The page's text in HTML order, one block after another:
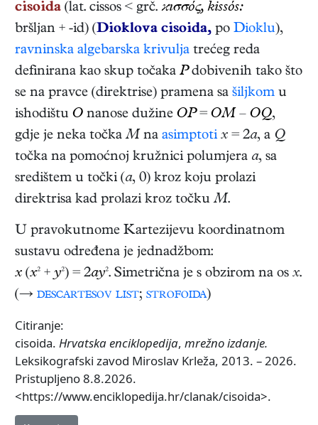
cisoida (lat. cissos < grč. ϰıσσός, kissós:
bršljan + -id) (Dioklova cisoida, po Dioklu),
ravninska algebarska krivulja trećeg reda
definirana kao skup točaka Pdobivenih tako što
se na pravce (direktrise) pramena sa šiljkom u
ishodištu O nanose dužine OP= OM – OQ,
gdje je neka točkaM na asimptoti x = 2a, a Q
točka na pomoćnoj kružnici polumjera a, sa
središtem u točki (a, 0) kroz koju prolazi
direktrisa kad prolazi kroz točkuM.
U pravokutnome Kartezijevu koordinatnom
sustavu određena je jednadžbom:
x (x² +y²) = 2ay². Simetrična je s obzirom na os x.
(→ descartesov list; strofoida)
Citiranje:
cisoida. Hrvatska enciklopedija, mrežno izdanje.
Leksikografski zavod Miroslav Krleža, 2013. – 2026.
Pristupljeno 8.8.2026.
<https://www.enciklopedija.hr/clanak/cisoida>.